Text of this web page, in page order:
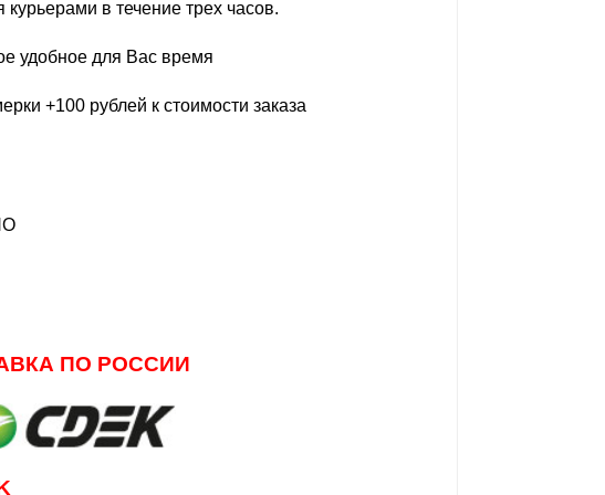
в течение трех часов.
удобное для Вас время
+100 рублей к стоимости заказа
РОССИИ